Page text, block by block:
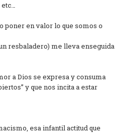
poner en valor lo que somos o
resbaladero) me lleva enseguida
a Dios se expresa y consuma
y que nos incita a estar
esa infantil actitud que